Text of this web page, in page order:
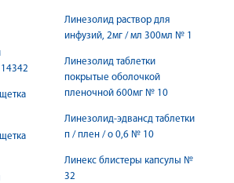
Линезолид раствор для
инфузий, 2мг / мл 300мл № 1
Линезолид таблетки
покрытые оболочкой
пленочной 600мг № 10
Линезолид-эдвансд таблетки
п / плен / о 0,6 № 10
Линекс блистеры капсулы №
32